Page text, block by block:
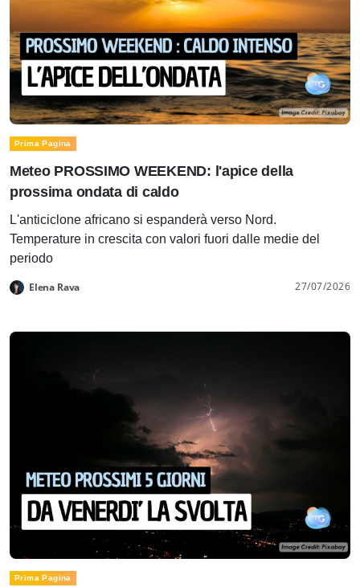
Prima Pagina
Meteo PROSSIMO WEEKEND: l'apice della
prossima ondata di caldo
L'anticiclone africano si espanderà verso Nord.
Temperature in crescita con valori fuori dalle medie del
periodo
Elena Rava 27/07/2026
Prima Pagina